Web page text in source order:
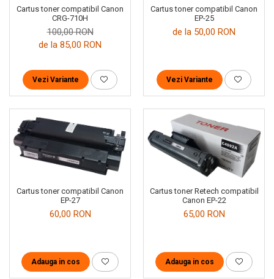
Cartus toner compatibil Canon
CRG-710H
100,00 RON
de la 85,00 RON
Vezi Variante
Cartus toner compatibil Canon
EP-25
de la 50,00 RON
Vezi Variante
Cartus toner compatibil Canon
EP-27
60,00 RON
Adauga in cos
Cartus toner Retech compatibil
Canon EP-22
65,00 RON
Adauga in cos